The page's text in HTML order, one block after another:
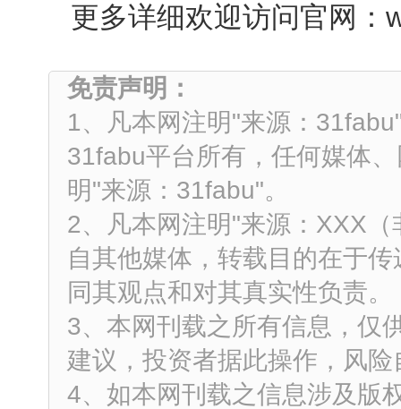
更多详细欢迎访问官网：
免责声明：
1、凡本网注明"来源：
31fabu平台所有，任何媒体
明"来源：31fabu"。
2、凡本网注明"来源：XXX
自其他媒体，转载目的在于
同其观点和对其真实性负责。
3、本网刊载之所有信息，仅
建议，投资者据此操作，风险
4、如本网刊载之信息涉及版